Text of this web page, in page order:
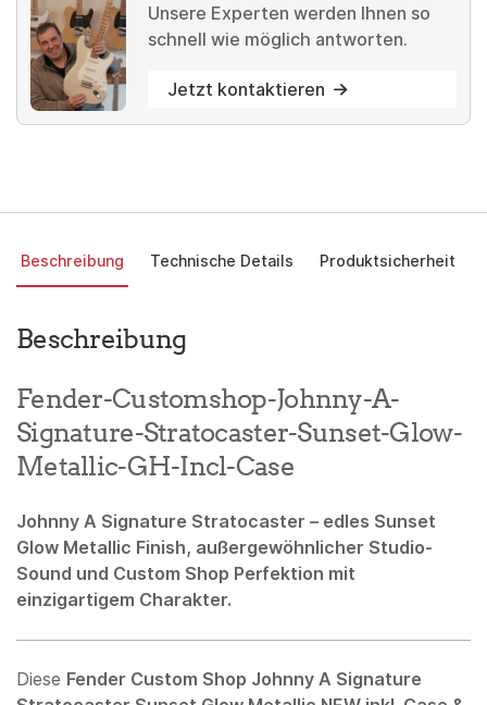
Unsere Experten werden Ihnen so
schnell wie möglich antworten.
Jetzt kontaktieren
Beschreibung Technische Details Produktsicherheit
Beschreibung
Fender-Customshop-Johnny-A-
Signature-Stratocaster-Sunset-Glow-
Metallic-GH-Incl-Case
Johnny A Signature Stratocaster – edles Sunset
Glow Metallic Finish, außergewöhnlicher Studio-
Sound und Custom Shop Perfektion mit
einzigartigem Charakter.
Diese Fender Custom Shop Johnny A Signature